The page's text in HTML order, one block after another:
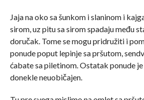
Jaja na oko sa šunkom i slaninom i
sirom, uz pitu sa sirom spadaju među
doručak. Tome se mogu pridružiti i
ponude poput lepinje sa pršutom,
ćabate sa piletinom. Ostatak ponude
donekle neuobičajen.